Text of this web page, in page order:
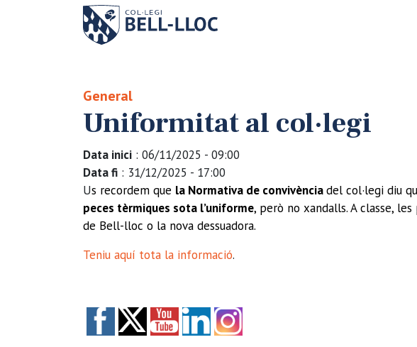
General
Uniformitat al col·legi
Data inici : 06/11/2025 - 09:00
Data fi : 31/12/2025 - 17:00
Us recordem que la Normativa de convivènciadel col·legi diu
peces tèrmiques sota l’uniforme, però no xandalls. A classe,
de Bell-lloc o la nova dessuadora.
Teniu aquí tota la informació.